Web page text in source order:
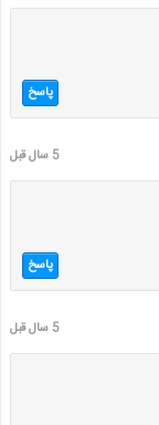
پاسخ
5 سال قبل
پاسخ
5 سال قبل